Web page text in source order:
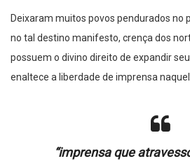
Deixaram muitos povos pendurados no
no tal destino manifesto, crença dos
possuem o divino direito de expandir
enaltece a liberdade de imprensa
“imprensa que